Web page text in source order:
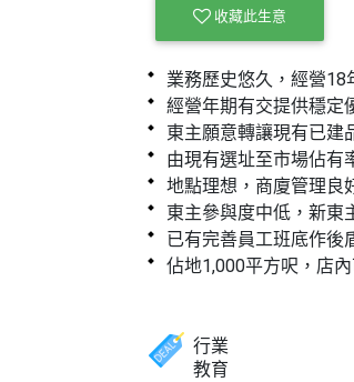
收藏此生意
業務歷史悠久，經營
經營年期有交提供穩定
東主願意轉讓現有已建
由現有選址至市場佔有
地點理想，商廈管理良
東主參與度中低，新東
已有完善員工班底作後
佔地1,000平方呎，店
行業
教育